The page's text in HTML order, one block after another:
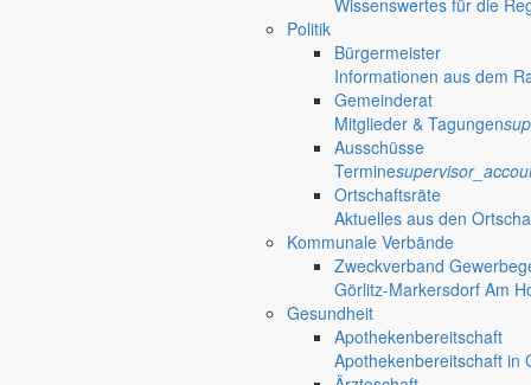
Wissenswertes für die
Politik
Bürgermeister
Informationen aus dem
Gemeinderat
Mitglieder & Tagungen
Ausschüsse
Termine
Ortschaftsräte
Aktuelles aus den
Kommunale Verbände
Zweckverband
Görlitz-Markersdorf Am
Gesundheit
Apothekenbereitschaft
Apothekenbereitschaft in
alarm_on
Redaktionelle
Informationen